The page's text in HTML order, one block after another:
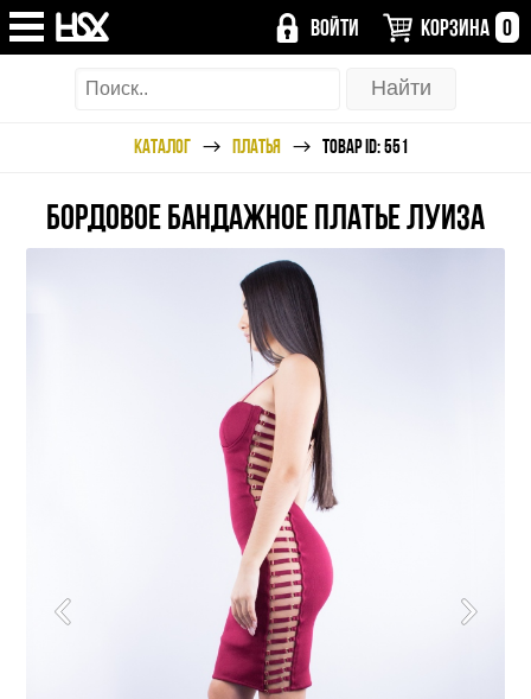
ВОЙТИ КОРЗИНА 0
КАТАЛОГ ПЛАТЬЯ ТОВАР ID: 551
БОРДОВОЕ БАНДАЖНОЕ ПЛАТЬЕ ЛУИЗА